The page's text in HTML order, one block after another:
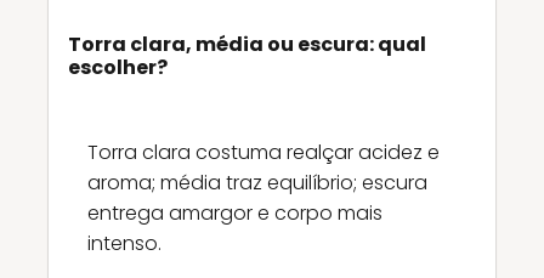
Torra clara, média ou escura: qual
escolher?
Torra clara costuma realçar acidez e
aroma; média traz equilíbrio; escura
entrega amargor e corpo mais
intenso.